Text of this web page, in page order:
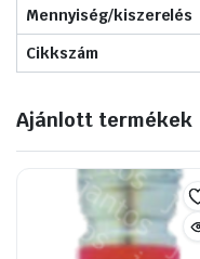
Mennyiség/kiszerelés
Cikkszám
Ajánlott termékek